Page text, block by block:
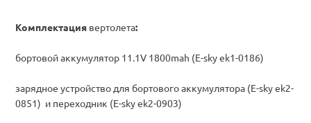
Комплектация вертолета:
бортовой аккумулятор 11.1V 1800mah (E-sky ek1-0186)
зарядное устройство для бортового аккумулятора (E-sky ek2-
0851) и переходник (E-sky ek2-0903)